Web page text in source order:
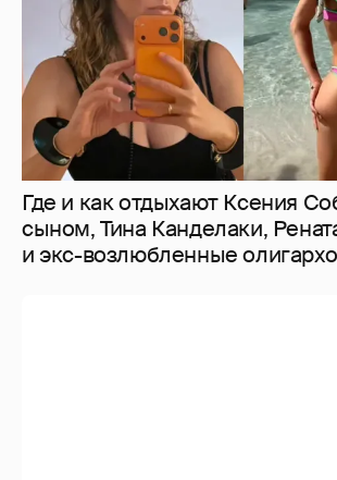
Где и как отдыхают Ксения
сыном, Тина Канделаки,
и экс-возлюбленные